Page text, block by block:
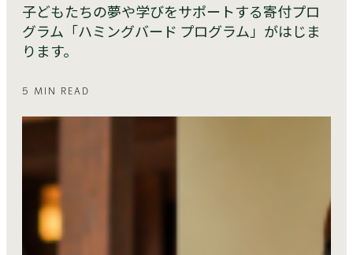
子どもたちの夢や学びをサポートする寄付プロ
グラム「ハミングバード プログラム」がはじま
ります。
5 MIN READ